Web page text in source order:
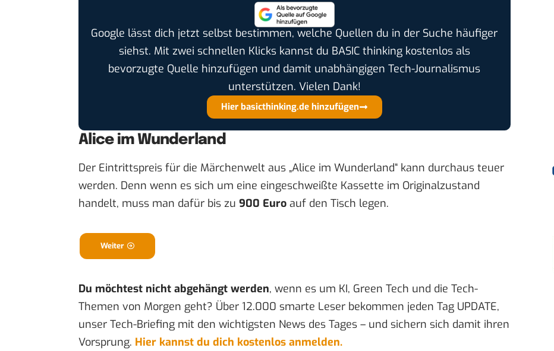
Google lässt dich jetzt selbst bestimmen, welche Quellen du in der Suche häufiger
siehst. Mit zwei schnellen Klicks kannst du BASIC thinking kostenlos als
bevorzugte Quelle hinzufügen und damit unabhängigen Tech-Journalismus
unterstützen. Vielen Dank!
Hier basicthinking.de hinzufügen
Alice im Wunderland
Der Eintrittspreis für die Märchenwelt aus „Alice im Wunderland“ kann durchaus teuer
werden. Denn wenn es sich um eine eingeschweißte Kassette im Originalzustand
handelt, muss man dafür bis zu 900 Euro auf den Tisch legen.
Weiter
Du möchtest nicht abgehängt werden, wenn es um KI, Green Tech und die Tech-
Themen von Morgen geht? Über 12.000 smarte Leser bekommen jeden Tag UPDATE,
unser Tech-Briefing mit den wichtigsten News des Tages – und sichern sich damit ihren
Vorsprung. Hier kannst du dich kostenlos anmelden.